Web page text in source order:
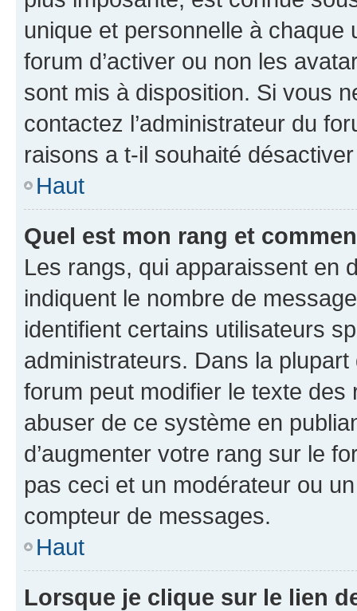
unique et personnelle à chaque
forum d’activer ou non les
sont mis à disposition. Si vous
contactez l’administrateur du
raisons a t-il souhaité
Haut
Quel est mon rang et
Les rangs, qui apparaissent en
indiquent le nombre de
identifient certains utilisateurs
administrateurs. Dans la
forum peut modifier le texte
abuser de ce système en
d’augmenter votre rang sur le
pas ceci et un modérateur ou
compteur de messages.
Haut
Lorsque je clique sur le lien